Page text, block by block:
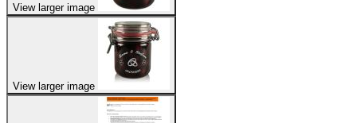
View larger image
View larger image